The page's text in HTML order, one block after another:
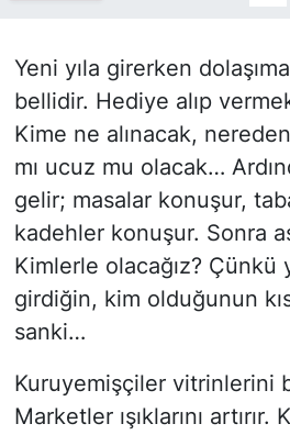
Yeni yıla girerken
bellidir. Hediye alıp
Kime ne alınacak,
mı ucuz mu olacak…
gelir; masalar konuşur,
kadehler konuşur. Sonra
Kimlerle olacağız? Çünkü
girdiğin, kim olduğunun
sanki…
Kuruyemişçiler vitrinlerini
Marketler ışıklarını